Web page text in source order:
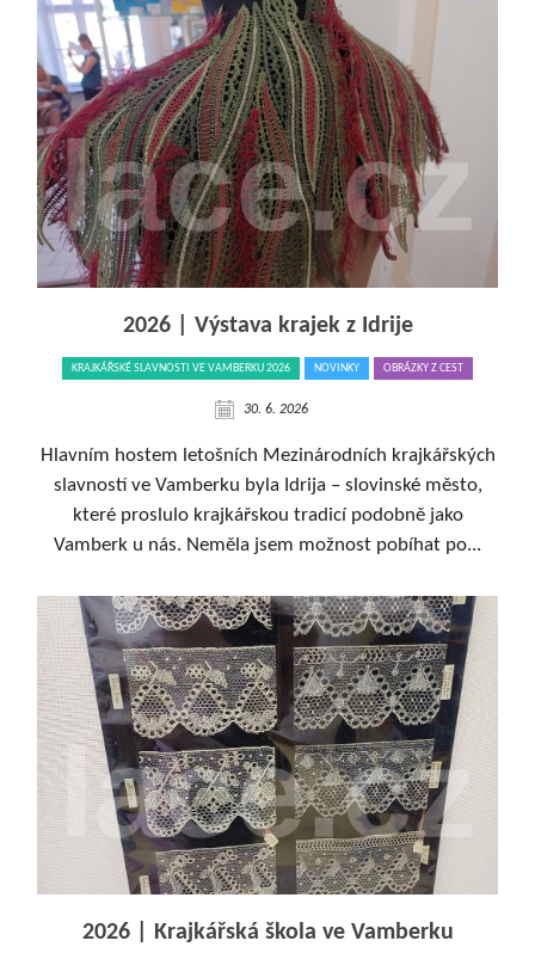
2026 | Výstava krajek z Idrije
KRAJKÁŘSKÉ SLAVNOSTI VE VAMBERKU 2026 NOVINKY OBRÁZKY Z CEST
30. 6. 2026
Hlavním hostem letošních Mezinárodních krajkářských
slavností ve Vamberku byla Idrija – slovinské město,
které proslulo krajkářskou tradicí podobně jako
Vamberk u nás. Neměla jsem možnost pobíhat po...
2026 | Krajkářská škola ve Vamberku